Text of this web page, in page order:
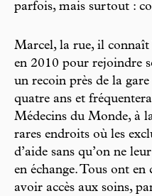
parfois, mais surtout :
Marcel, la rue, il
en 2010 pour rejoindre
un recoin près de la
quatre ans et
Médecins du Monde, à
rares endroits où les
d’aide sans qu’on ne
en échange. Tous ont
avoir accès aux soins,